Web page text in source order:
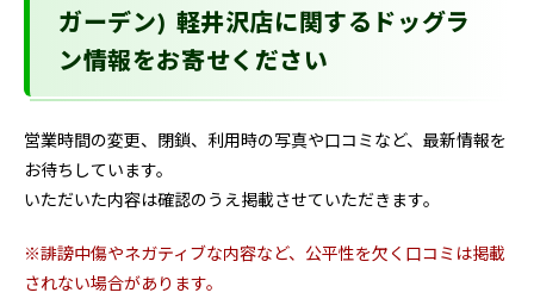
ガーデン) 軽井沢店に関するドッグラ
ン情報をお寄せください
営業時間の変更、閉鎖、利用時の写真や口コミなど、最新情報を
お待ちしています。
いただいた内容は確認のうえ掲載させていただきます。
※誹謗中傷やネガティブな内容など、公平性を欠く口コミは掲載
されない場合があります。